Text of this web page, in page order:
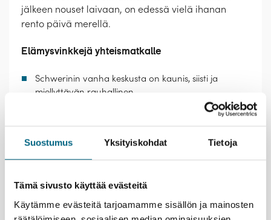
Suostumus Yksityiskohdat Tietoja
Tämä sivusto käyttää evästeitä
Käytämme evästeitä tarjoamamme sisällön ja mainosten
jälkeen nouset laivaan, on edessä vielä ihanan
rento päivä merellä.
Elämysvinkkejä yhteismatkalle
Schwerinin vanha keskusta on kaunis, siisti ja
miellyttävän rauhallinen.
Saat muokata yhteismatkasta mieleisesi. Esimerkiksi
Berliinissä voit osallistua opastetuille retkille, kuten
tutustua kaupunkiin omin päin – Kristinan
matkanjohtajalta saat vinkkejä, mitä kannattaisi
Tee pieni makumatka. Joulumarkkinoilla voit
kastanjoilla ja stollen-joulupullalla.